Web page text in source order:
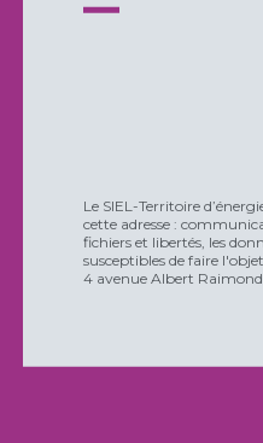
Le SIEL-Territoire
cette adresse :
fichiers et libertés, les
susceptibles de faire
4 avenue Albert